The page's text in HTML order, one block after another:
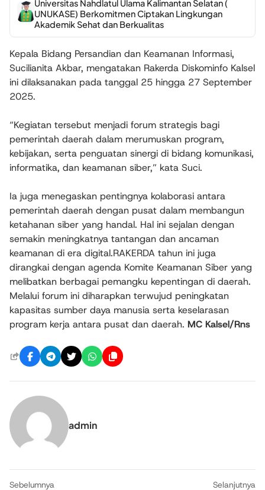
Universitas Nahdlatul Ulama Kalimantan Selatan (
UNUKASE) Berkomitmen Ciptakan Lingkungan
Akademik Sehat dan Berkualitas
Kepala Bidang Persandian dan Keamanan Informasi,
Sucilianita Akbar, mengatakan Rakerda Diskominfo Kalsel
ini dilaksanakan pada tanggal 25 hingga 27 September
2025.
“Kegiatan tersebut menjadi forum strategis bagi
pemerintah daerah dalam merumuskan program,
kebijakan, serta penguatan sinergi di bidang komunikasi,
informatika, dan keamanan siber,” kata Suci.
Ia juga menegaskan pentingnya kolaborasi antara
pemerintah daerah dengan pusat dalam membangun
ketahanan siber yang handal. Hal ini sejalan dengan
semakin meningkatnya tantangan dan ancaman
keamanan di era digital.RAKERDA tahun ini juga
dirangkai dengan agenda Komite Keamanan Siber yang
melibatkan berbagai pemangku kepentingan di daerah.
Melalui forum ini diharapkan terwujud peningkatan
kapasitas sumber daya manusia serta keselarasan
program kerja antara pusat dan daerah. MC Kalsel/Rns
admin
Sebelumnya Selanjutnya